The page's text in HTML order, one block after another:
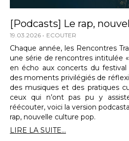
[Podcasts] Le rap,
19.03.2026 ECOUTER
Chaque année, les Rencontres
une série de rencontres intitulée
en écho aux concerts du
des moments privilégiés de
des musiques et des pratiques
ceux qui n’ont pas pu y
réécouter, voici la version
rap, nouvelle culture pop.
LIRE LA SUITE...